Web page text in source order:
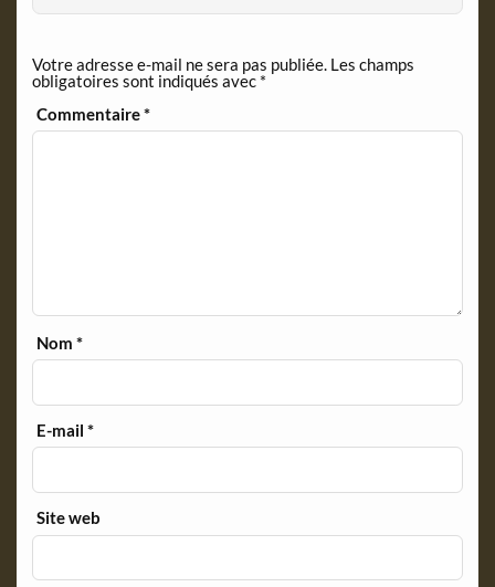
Votre adresse e-mail ne sera pas publiée. Les champs
obligatoires sont indiqués avec *
Commentaire*
Nom*
E-mail*
Site web